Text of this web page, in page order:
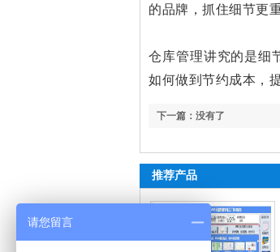
的品牌，抓住细节更重
仓库管理讲究的是细
如何做到节约成本，
下一篇：没有了
推荐产品
请您留言